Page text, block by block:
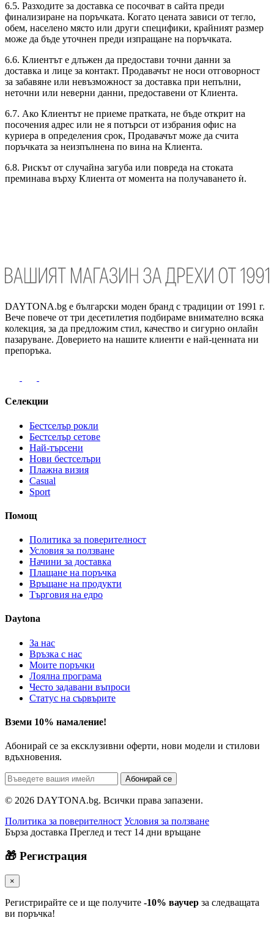
6.5. Разходите за доставка се посочват в сайта преди
финализиране на поръчката. Когато цената зависи от тегло,
обем, населено място или други специфики, крайният размер
може да бъде уточнен преди изпращане на поръчката.
6.6. Клиентът е длъжен да предостави точни данни за
доставка и лице за контакт. Продавачът не носи отговорност
за забавяне или невъзможност за доставка при непълни,
неточни или неверни данни, предоставени от Клиента.
6.7. Ако Клиентът не приеме пратката, не бъде открит на
посочения адрес или не я потърси от избрания офис на
куриера в определения срок, Продавачът може да счита
поръчката за неизпълнена по вина на Клиента.
6.8. Рискът от случайна загуба или повреда на стоката
преминава върху Клиента от момента на получаването ѝ.
DAYTONA.bg е български моден бранд с традиции от 1991 г.
Вече повече от три десетилетия подбираме внимателно всяка
колекция, за да предложим стил, качество и сигурно онлайн
пазаруване. Доверието на нашите клиенти е най-ценната ни
препоръка.
Селекции
Бестселър рокли
Бестселър сетове
Най-търсени
Нови бестселъри
Плажна визия
Casual
Sport
Помощ
Политика за поверителност
Условия за ползване
Начини за доставка
Плащане на поръчка
Връщане на продукти
Търговия на едро
Daytona
За нас
Връзка с нас
Моите поръчки
Лоялна програма
Често задавани въпроси
Статус на сървърите
Вземи 10% намаление!
Абонирай се за ексклузивни оферти, нови модели и стилови
вдъхновения.
Абонирай се
© 2026 DAYTONA.bg. Всички права запазени.
Политика за поверителност Условия за ползване
Бърза доставка Преглед и тест 14 дни връщане
🎁 Регистрация
×
Регистрирайте се и ще получите -10% ваучер за следващата
ви поръчка!